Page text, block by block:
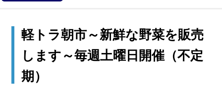
軽トラ朝市～新鮮な野菜を販売
します～毎週土曜日開催（不定
期）